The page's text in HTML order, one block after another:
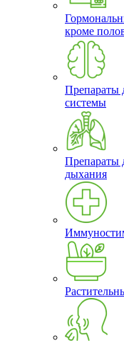
кроме
Препараты
системы
Препараты
дыхания